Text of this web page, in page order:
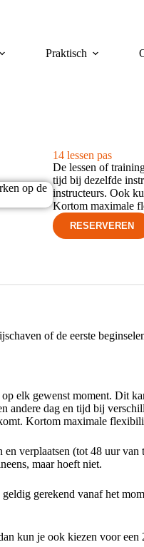
Praktisch
14 lessen pas
De lessen of
tijd bij dezelfde
instructeurs. Ook
Kortom maximale
RESERVEREN
of de eerste
elk gewenst moment. Dit
andere dag en tijd bij
Kortom maximale
verplaatsen (tot 48 uur
maar hoeft niet.
gerekend vanaf het
kun je ook kiezen voor